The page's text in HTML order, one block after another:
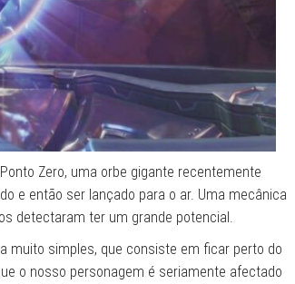
Zero, uma orbe gigante recentemente
e então ser lançado para o ar. Uma mecânica
detectaram ter um grande potencial.
muito simples, que consiste em ficar perto do
o nosso personagem é seriamente afectado